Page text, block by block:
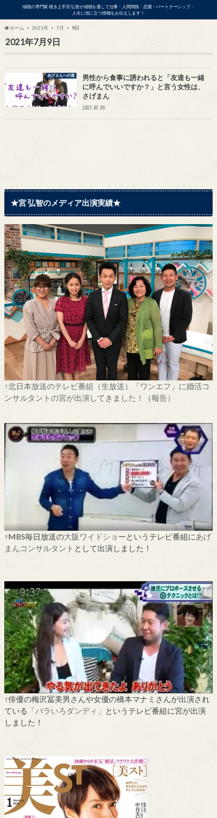
傾聴の専門家 聴き上手宮 弘智が傾聴を通して仕事・人間関係・恋愛・パートナーシップ・
人生に役に立つ情報をお伝えします！
ホーム 2021年 7月 9日
2021年7月9日
あげまんへの道
男性から食事に誘われると「友達も一緒
に呼んでいいですか？」と言う女性は、
さげまん
2021.07.09
★宮 弘智のメディア出演実績★
↑北日本放送のテレビ番組（生放送）「ワンエフ」に婚活コ
ンサルタントの宮が出演してきました！（報告）
↑MBS毎日放送の大阪ワイドショーというテレビ番組にあげ
まんコンサルタント として出演しました！
↑俳優の梅沢冨美男さんや女優の橋本マナミさんが出演され
ている 「バラいろダンディ」 というテレビ番組に宮が出演
しました！